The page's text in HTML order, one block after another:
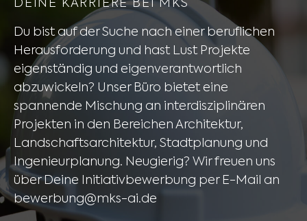
Du bist auf der Suche nach einer beruflichen
Herausforderung und hast Lust Projekte
eigenständig und eigenverantwortlich
abzuwickeln? Unser Büro bietet eine
spannende Mischung an interdisziplinären
Projekten in den Bereichen Architektur,
Landschaftsarchitektur, Stadtplanung und
Ingenieurplanung. Neugierig? Wir freuen uns
über Deine Initiativbewerbung per E-Mail an
bewerbung@mks-ai.de